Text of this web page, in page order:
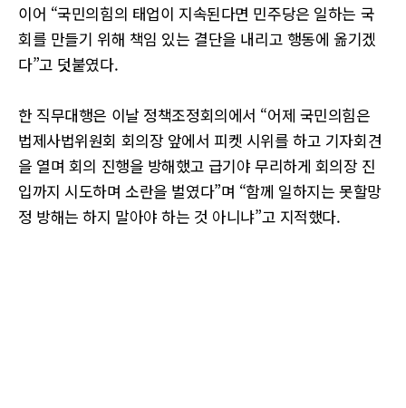
이어 “국민의힘의 태업이 지속된다면 민주당은 일하는 국
회를 만들기 위해 책임 있는 결단을 내리고 행동에 옮기겠
다”고 덧붙였다.
한 직무대행은 이날 정책조정회의에서 “어제 국민의힘은
법제사법위원회 회의장 앞에서 피켓 시위를 하고 기자회견
을 열며 회의 진행을 방해했고 급기야 무리하게 회의장 진
입까지 시도하며 소란을 벌였다”며 “함께 일하지는 못할망
정 방해는 하지 말아야 하는 것 아니냐”고 지적했다.